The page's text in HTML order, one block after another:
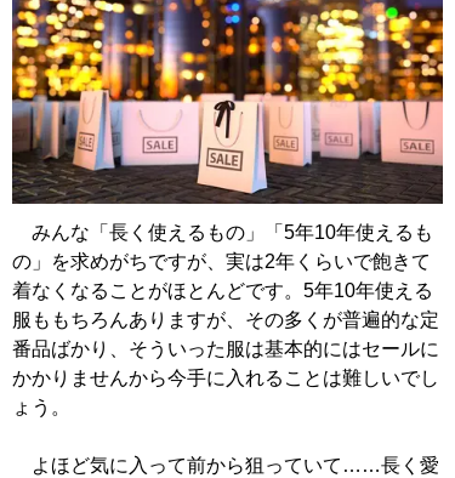
みんな「長く使えるもの」「5年10年使えるも
の」を求めがちですが、実は2年くらいで飽きて
着なくなることがほとんどです。5年10年使える
服ももちろんありますが、その多くが普遍的な定
番品ばかり、そういった服は基本的にはセールに
かかりませんから今手に入れることは難しいでし
ょう。
よほど気に入って前から狙っていて……長く愛